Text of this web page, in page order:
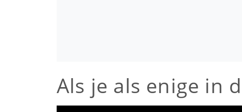
Als je als enige in